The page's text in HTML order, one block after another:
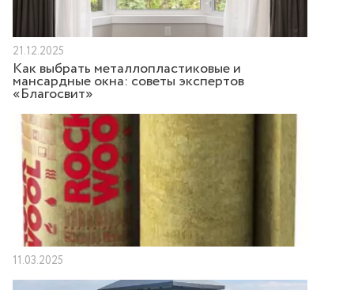
21.12.2025
Как выбрать металлопластиковые и
мансардные окна: советы экспертов
«Благосвит»
11.03.2025